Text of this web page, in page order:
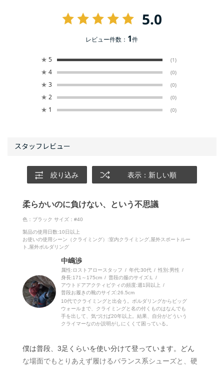
5.0
レビュー件数： 1件
★ 5 (1)
★ 4 (0)
★ 3 (0)
★ 2 (0)
★ 1 (0)
絞り込み 表示：新しい順
柔らかいのに負けない、という不思議
色：ブラック サイズ：#40
製品の使用日数:10日以上
お使いの使用シーン（クライミング） :室内クライミング,屋外スポートルー
ト,屋外ボルダリング
中嶋渉
属性:ロストアロースタッフ 年代:30代 性別:男性
身長:171～175cm 普段の服のサイズ:L
アウトドアアクティビティの頻度:週1回以上
普段お履きの靴のサイズ:26.5cm
10代でクライミングと出会う。ボルダリングからビッグ
ウォールまで、クライミングと名の付くものはなんでも
手を出して、気づけば20年以上。結果、自分がどういう
クライマーなのか説明がしにくくて困っている。
僕は普段、3足くらいを使い分けて登っています。どん
な場面でもとりあえず履けるバランス系シューズと、硬